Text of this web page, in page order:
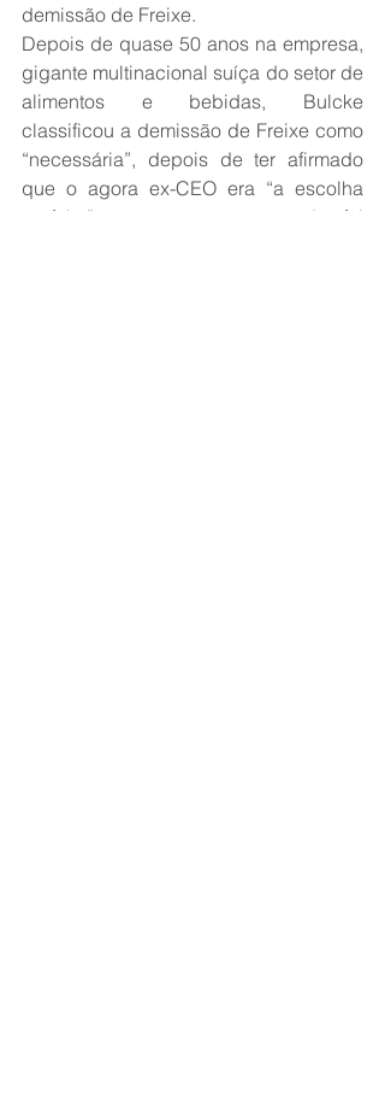
demissão de Freixe.
Depois de quase 50 anos na empresa,
gigante multinacional suíça do setor de
alimentos e bebidas, Bulcke
classificou a demissão de Freixe como
“necessária”, depois de ter afirmado
que o agora ex-CEO era “a escolha
perfeita” para o posto, quando foi